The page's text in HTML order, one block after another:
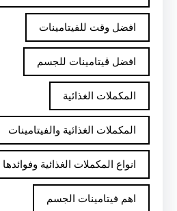
افضل وقت للفيتامينات
افضل ڤيتامينات للجسم
المكملات الغذائية
المكملات الغذائية والفيتامينات
انواع المكملات الغذائية وفوائدها
اهم فيتامينات الجسم